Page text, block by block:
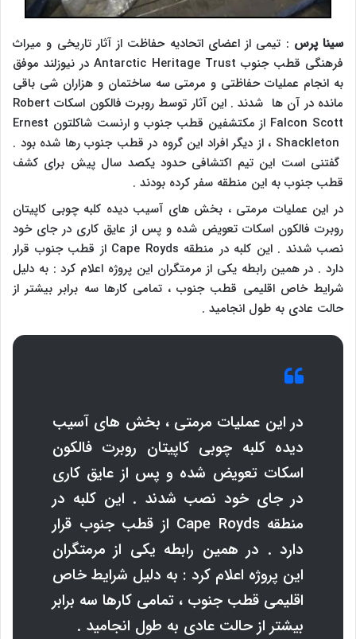
سینا پرس : تیمی از اعضای اتحادیه حفاظت از آثار تاریخی و میراث
فرهنگی قطب جنوب Antarctic Heritage Trustدر نیوزلند موفق
به انجام عملیات حفاظتی و مرمتی سه ساختمان و هزاران شی باقی
مانده در آن ها شدند . این آثار توسط روبرت فالکون اسکات Robert
Falcon Scott از مکتشفین قطب جنوب و ارنست شاکلتون Ernest
Shackleton ، از دیگر افراد این گروه در قطب جنوب رها شده بود .
گفتنی است این تیم اکتشافی حدود یکصد سال پیش برای کشف
قطب جنوب به این منطقه سفر کرده بودند .
در این عملیات مرمتی ، بخش های آسیب دیده کلبه چوبی کاپیتان
روبرت فالکون اسکات تعویض شده و پس از عایق کاری در جای خود
نصب شدند . این کلبه در منطقه Cape Royds از قطب جنوب قرار
دارد . در همین رابطه یکی از مرمتگران این پروژه اعلام کرد : به دلیل
شرایط خاص اقلیمی قطب جنوب ، تمامی کارها سه برابر بیشتر از
حالت عادی به طول انجامید .
در این عملیات مرمتی ، بخش های آسیب
دیده کلبه چوبی کاپیتان روبرت فالکون
اسکات تعویض شده و پس از عایق کاری
در جای خود نصب شدند . این کلبه در
منطقهCape Royds از قطب جنوب قرار
دارد . در همین رابطه یکی از مرمتگران
این پروژه اعلام کرد : به دلیل شرایط خاص
اقلیمی قطب جنوب ، تمامی کارها سه برابر
بیشتر از حالت عادی به طول انجامید .